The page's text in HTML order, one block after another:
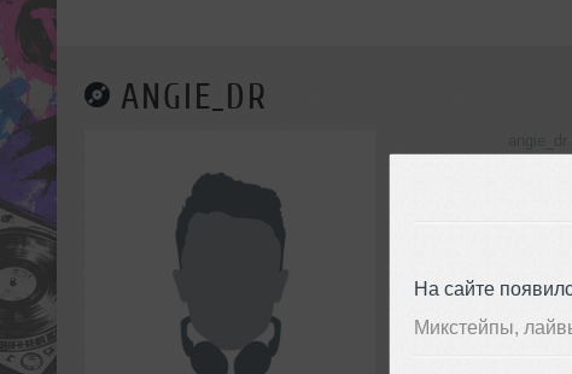
На сайте
Микстейпы,
ANGIE_DR